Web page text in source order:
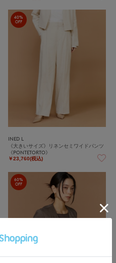
40%
OFF
INED L
《大きいサイズ》リネンセミワイドパンツ
《PONTETORTO》
￥23,760(税込)
60%
OFF